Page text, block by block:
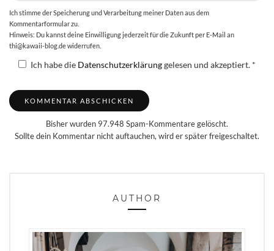
Ich stimme der Speicherung und Verarbeitung meiner Daten aus dem
Kommentarformular zu.
Hinweis: Du kannst deine Einwilligung jederzeit für die Zukunft per E-Mail an
thi@kawaii-blog.de widerrufen.
Ich habe die Datenschutzerklärunggelesen und akzeptiert. *
Bisher wurden 97.948 Spam-Kommentare gelöscht.
Sollte dein Kommentar nicht auftauchen, wird er später freigeschaltet.
AUTHOR